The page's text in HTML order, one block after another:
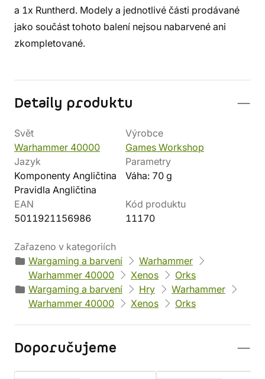
a 1x Runtherd. Modely a jednotlivé části prodávané
jako součást tohoto balení nejsou nabarvené ani
zkompletované.
Detaily produktu
Svět
Warhammer 40000
Výrobce
Games Workshop
Jazyk
Komponenty Angličtina
Pravidla Angličtina
Parametry
Váha: 70 g
EAN
5011921156986
Kód produktu
11170
Zařazeno v kategoriích
Wargaming a barvení
Warhammer
Warhammer 40000
Xenos
Orks
Wargaming a barvení
Hry
Warhammer
Warhammer 40000
Xenos Orks
Doporučujeme